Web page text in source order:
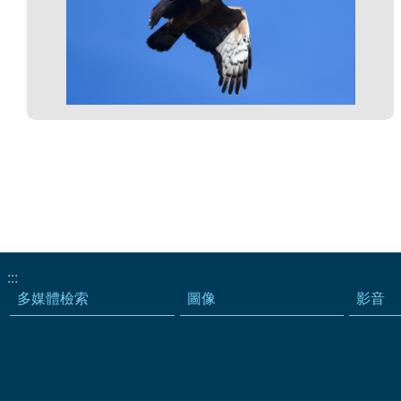
:::
多媒體檢索
圖像 影音